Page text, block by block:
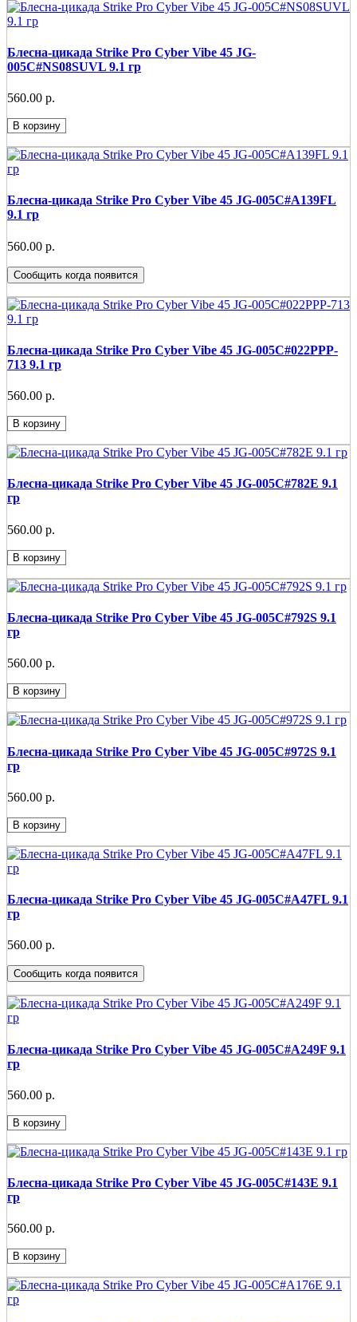
Блесна-цикада Strike Pro Cyber Vibe 45 JG-
005C#NS08SUVL 9.1 гр
560.00 р.
В корзину
Блесна-цикада Strike Pro Cyber Vibe 45 JG-005C#A139FL
9.1 гр
560.00 р.
Сообщить когда появится
Блесна-цикада Strike Pro Cyber Vibe 45 JG-005C#022PPP-
713 9.1 гр
560.00 р.
В корзину
Блесна-цикада Strike Pro Cyber Vibe 45 JG-005C#782E 9.1
гр
560.00 р.
В корзину
Блесна-цикада Strike Pro Cyber Vibe 45 JG-005C#792S 9.1
гр
560.00 р.
В корзину
Блесна-цикада Strike Pro Cyber Vibe 45 JG-005C#972S 9.1
гр
560.00 р.
В корзину
Блесна-цикада Strike Pro Cyber Vibe 45 JG-005C#A47FL 9.1
гр
560.00 р.
Сообщить когда появится
Блесна-цикада Strike Pro Cyber Vibe 45 JG-005C#A249F 9.1
гр
560.00 р.
В корзину
Блесна-цикада Strike Pro Cyber Vibe 45 JG-005C#143E 9.1
гр
560.00 р.
В корзину